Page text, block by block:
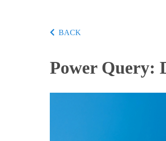
BACK
Power Query: